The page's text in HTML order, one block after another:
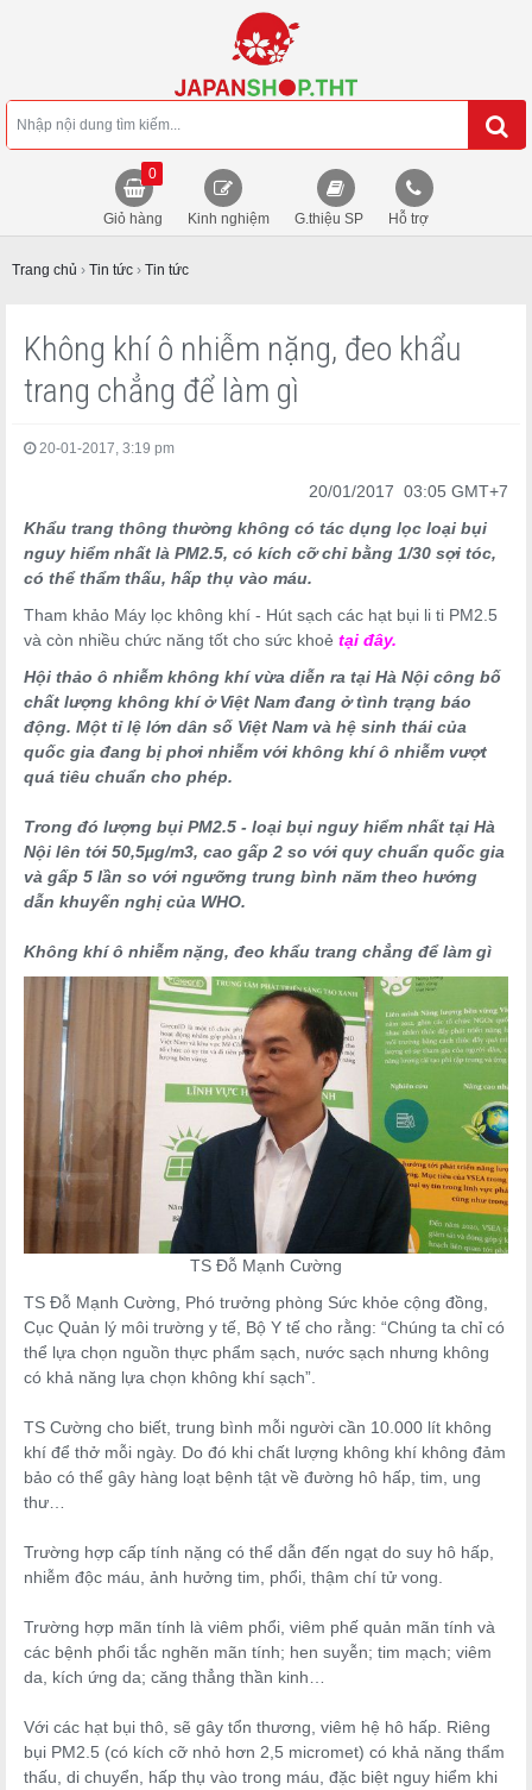
Giỏ hàng
0
Kinh nghiệm G.thiệu SP Hỗ trợ
Trang chủ › Tin tức › Tin tức
Không khí ô nhiễm nặng, đeo khẩu
trang chẳng để làm gì
20-01-2017, 3:19 pm
20/01/2017 03:05 GMT+7
Khẩu trang thông thường không có tác dụng lọc loại bụi
nguy hiểm nhất là PM2.5, có kích cỡ chỉ bằng 1/30 sợi tóc,
có thể thẩm thấu, hấp thụ vào máu.
Tham khảo Máy lọc không khí - Hút sạch các hạt bụi li ti PM2.5
và còn nhiều chức năng tốt cho sức khoẻ tại đây.
Hội thảo ô nhiễm không khí vừa diễn ra tại Hà Nội công bố
chất lượng không khí ở Việt Nam đang ở tình trạng báo
động. Một tỉ lệ lớn dân số Việt Nam và hệ sinh thái của
quốc gia đang bị phơi nhiễm với không khí ô nhiễm vượt
quá tiêu chuẩn cho phép.
Trong đó lượng bụi PM2.5 - loại bụi nguy hiểm nhất tại Hà
Nội lên tới 50,5µg/m3, cao gấp 2 so với quy chuẩn quốc gia
và gấp 5 lần so với ngưỡng trung bình năm theo hướng
dẫn khuyến nghị của WHO.
Không khí ô nhiễm nặng, đeo khẩu trang chẳng để làm gì
TS Đỗ Mạnh Cường
TS Đỗ Mạnh Cường, Phó trưởng phòng Sức khỏe cộng đồng,
Cục Quản lý môi trường y tế, Bộ Y tế cho rằng: “Chúng ta chỉ có
thể lựa chọn nguồn thực phẩm sạch, nước sạch nhưng không
có khả năng lựa chọn không khí sạch”.
TS Cường cho biết, trung bình mỗi người cần 10.000 lít không
khí để thở mỗi ngày. Do đó khi chất lượng không khí không đảm
bảo có thể gây hàng loạt bệnh tật về đường hô hấp, tim, ung
thư…
Trường hợp cấp tính nặng có thể dẫn đến ngạt do suy hô hấp,
nhiễm độc máu, ảnh hưởng tim, phổi, thậm chí tử vong.
Trường hợp mãn tính là viêm phổi, viêm phế quản mãn tính và
các bệnh phổi tắc nghẽn mãn tính; hen suyễn; tim mạch; viêm
da, kích ứng da; căng thẳng thần kinh…
Với các hạt bụi thô, sẽ gây tổn thương, viêm hệ hô hấp. Riêng
bụi PM2.5 (có kích cỡ nhỏ hơn 2,5 micromet) có khả năng thẩm
thấu, di chuyển, hấp thụ vào trong máu, đặc biệt nguy hiểm khi